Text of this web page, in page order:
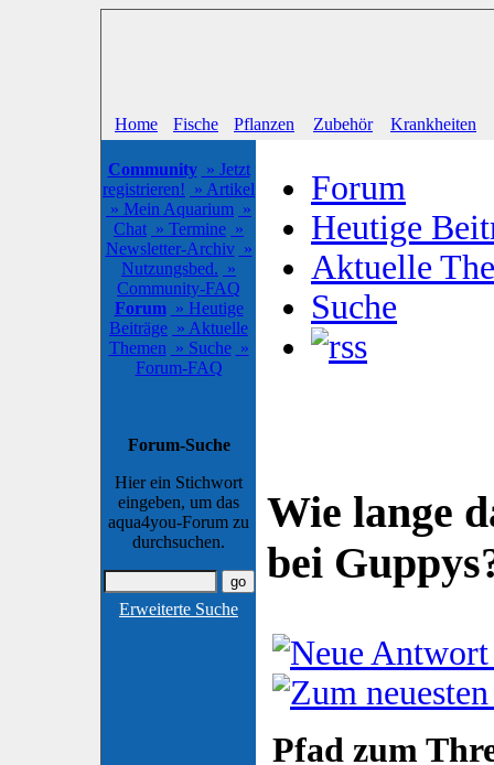
Home Fische Pflanzen Zubehör Krankheiten
Community » Jetzt
registrieren! » Artikel
» Mein Aquarium »
Chat » Termine »
Newsletter-Archiv »
Nutzungsbed. »
Community-FAQ
Forum » Heutige
Beiträge » Aktuelle
Themen » Suche »
Forum-FAQ
Forum-Suche
Hier ein Stichwort
eingeben, um das
aqua4you-Forum zu
durchsuchen.
Erweiterte Suche
Forum
Heutige
Aktuelle
Suche
Wie lange
bei
Pfad zum